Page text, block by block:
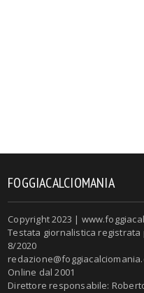
FOGGIACALCIOMANIA
Copyright 2023 |
Testata giornalistica registrata
8/2020
Online dal 2001
Direttore responsabile: